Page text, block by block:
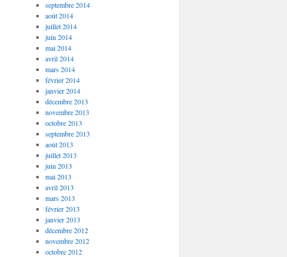
septembre 2014
août 2014
juillet 2014
juin 2014
mai 2014
avril 2014
mars 2014
février 2014
janvier 2014
décembre 2013
novembre 2013
octobre 2013
septembre 2013
août 2013
juillet 2013
juin 2013
mai 2013
avril 2013
mars 2013
février 2013
janvier 2013
décembre 2012
novembre 2012
octobre 2012